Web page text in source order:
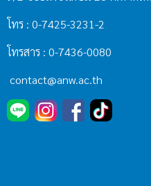
โทร : 0-7425-3231-2
โทรสาร : 0-7436-0080
contact@anw.ac.th